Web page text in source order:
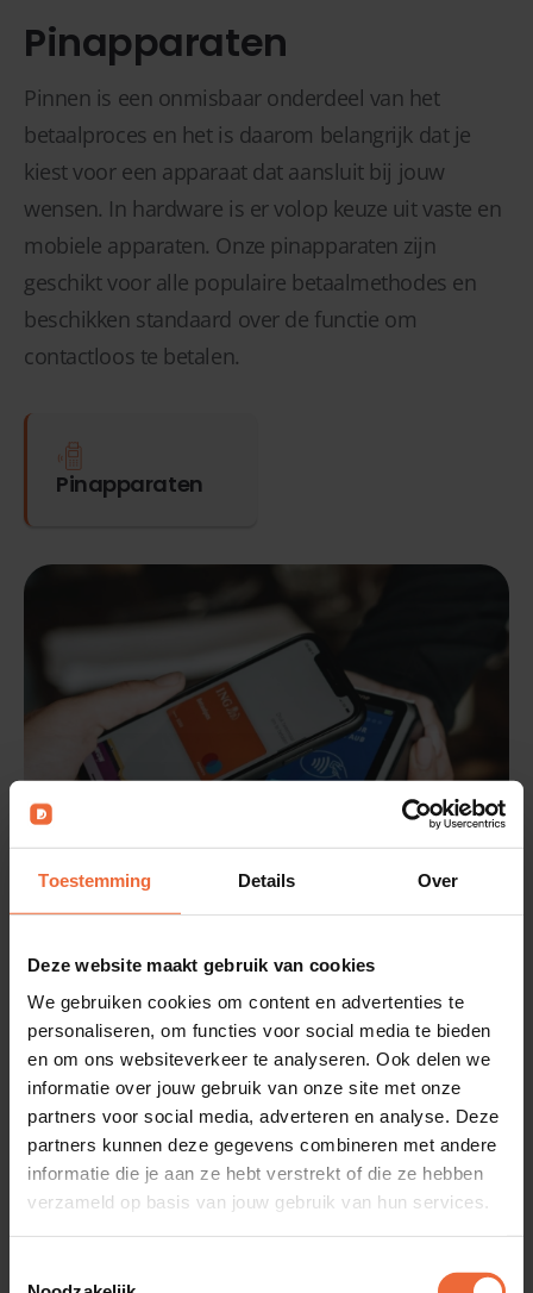
Toestemming Details Over
Deze website maakt gebruik van cookies
We gebruiken cookies om content en advertenties te
personaliseren, om functies voor social media te bieden
en om ons websiteverkeer te analyseren. Ook delen we
informatie over jouw gebruik van onze site met onze
partners voor social media, adverteren en analyse. Deze
partners kunnen deze gegevens combineren met andere
informatie die je aan ze hebt verstrekt of die ze hebben
verzameld op basis van jouw gebruik van hun services.
Pinapparaten
Pinnen is een onmisbaar onderdeel van het
betaalproces en het is daarom belangrijk dat je
kiest voor een apparaat dat aansluit bij jouw
wensen. In hardware is er volop keuze uit vaste en
mobiele apparaten. Onze pinapparaten zijn
geschikt voor alle populaire betaalmethodes en
beschikken standaard over de functie om
contactloos te betalen.
Pinapparaten
QR-betalen
Scan, check, pay! Met DISH QR-betalen geef je
jouw gasten regie over het betaalmoment. Met het
scannen van de QR-code op de kassabon,
handheld of vaste kassa wordt betalen écht